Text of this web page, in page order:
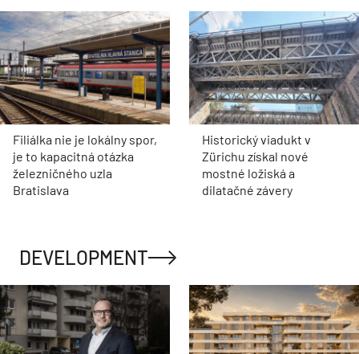
Filiálka nie je lokálny spor,
je to kapacitná otázka
železničného uzla
Bratislava
Historický viadukt v
Zürichu získal nové
mostné ložiská a
dilatačné závery
DEVELOPMENT